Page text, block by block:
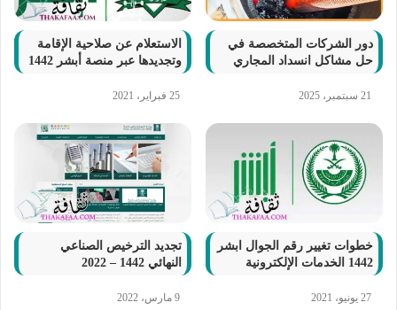
دور الشركات المتخصصة في
حل مشاكل انسداد المجاري
21 سبتمبر، 2025
الاستعلام عن صلاحية الإقامة
وتجديدها عبر منصة أبشر 1442
25 فبراير، 2021
خطوات تغيير رقم الجوال ابشر
1442 الخدمات الإلكترونية
27 يونيو، 2021
تجديد الترخيص الصناعي
النهائي 1442 – 2022
9 مارس، 2022